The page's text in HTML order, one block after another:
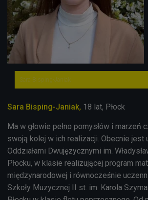
Sara Bisping-Janiak
Sara Bisping-Janiak, 18 lat, Płock
Ma w głowie pełno pomysłów i marzeń
swoją kolej w ich realizacji. Obecnie jest
Oddziałami Dwujęzycznymi im.
Płocku, w klasie realizującej program
międzynarodowej i równocześnie
Szkoły Muzycznej II st. im. Karola